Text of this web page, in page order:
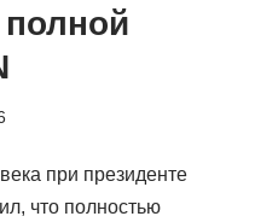
при президенте
что полностью